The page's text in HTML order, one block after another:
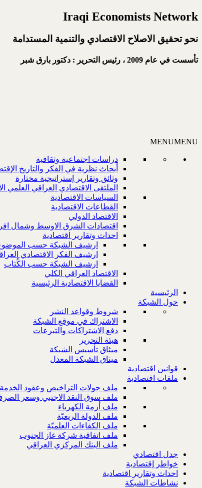
Iraqi Economists Network
نحو تحقيق الاصلاح الاقتصادي والتنمية المستدامة
تأسست في عام 2009 ، رئيس التحرير : دكتور بارق شبر
MENUMENU
دراسات اجتماعية وثقافية
أبحاث نظرية في الفكر والتاريخ
وثائق وتقارير إستراتيجية مختارة
الملتقى الاقتصادي العراقي العلمي
السياسات الاقتصادية
القطاعات الاقتصادية
الاقتصاد الدولي
اقتصادات الشرق الاوسط وشمال
احداث وتقارير اقتصادية
ارشيف الشبكة حسب
ارشيف الفكر الاقتصادي
ارشيف الشبكة حسب الكُتاب
الاقتصاد العراقي الكلي
القضايا الاقتصادية الرئيسية
الرئيسية
حول الشبكة
شروط وقواعد النشر
الاشتراك في موقع الشبكة
دفع الاشتراكات والتبرعات
هيئة التحرير
ميثاق تأسيس الشبكة
ميثاق الشبكة المعدل
قوانين اقتصادية
ملفات اقتصادية
ملف جولات التراخيص وعقود الخدمة
ملف سوق النقد الاجنبي وسعر
ملف أزمة الكهرباء
ملف الدولة الريعيّة
ملف الكفاءات العلميّة
ملف اتفاقية شركة غاز الجنوب
ملف البنك المركزي العراقي
جدل اقتصادي
خواطر إقتصادية
احداث وتقارير اقتصادية
نشاطات الشبكة